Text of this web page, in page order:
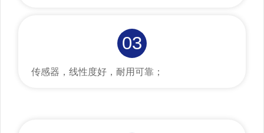
03
传感器，线性度好，耐用可靠；